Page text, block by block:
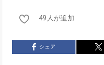
49人が追加
シェア